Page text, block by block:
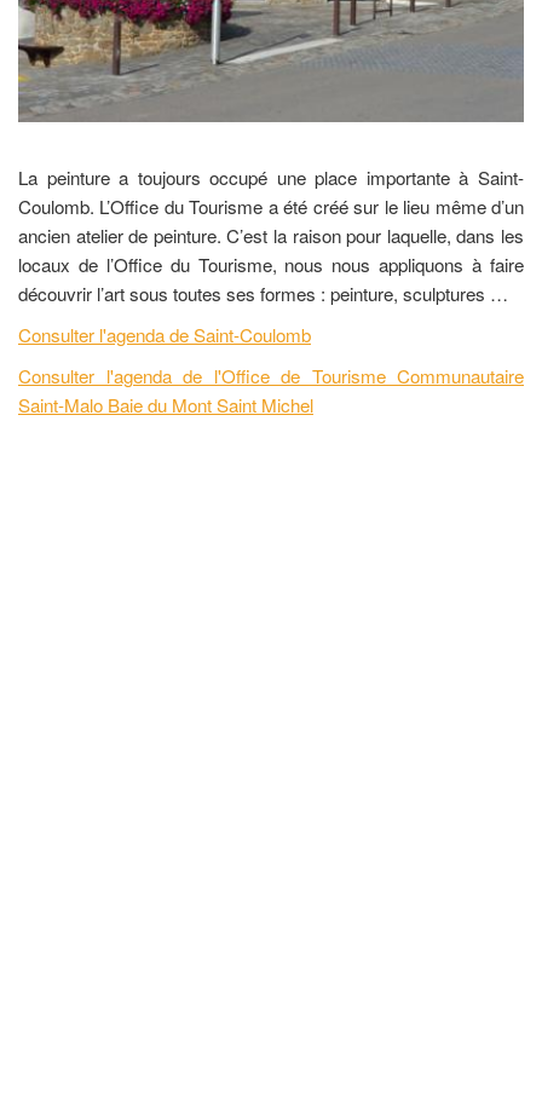
La peinture a toujours occupé une place importante à Saint-
Coulomb. L’Office du Tourisme a été créé sur le lieu même d’un
ancien atelier de peinture. C’est la raison pour laquelle, dans les
locaux de l’Office du Tourisme, nous nous appliquons à faire
découvrir l’art sous toutes ses formes : peinture, sculptures …
Consulter l'agenda de Saint-Coulomb
Consulter l'agenda de l'Office de Tourisme Communautaire
Saint-Malo Baie du Mont Saint Michel